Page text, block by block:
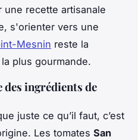
une recette artisanale
s'orienter vers une
Mesnin reste la
plus gourmande.
ingrédients de
juste ce qu’il faut, c’est
Les tomates San